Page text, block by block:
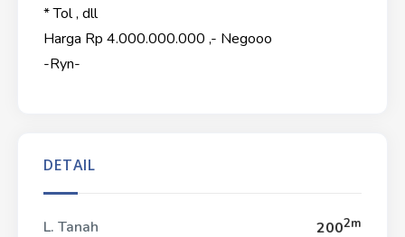
* Tol , dll
Harga Rp 4.000.000.000 ,- Negooo
-Ryn-
DETAIL
L. Tanah 2002m